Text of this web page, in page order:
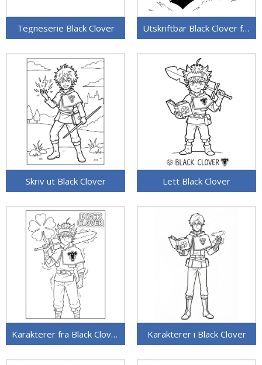
Tegneserie Black Clover Utskriftbar Black Clover for barn
Skriv ut Black Clover Lett Black Clover
Karakterer fra Black Clover Karakterer i Black Clover